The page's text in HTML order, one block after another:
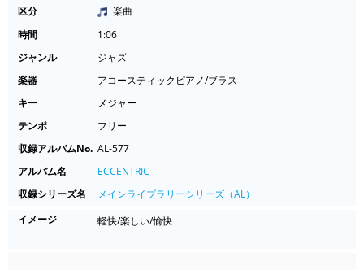
区分
楽曲
時間
1:06
ジャンル
ジャズ
楽器
アコースティックピアノ/ブラス
キー
メジャー
テンポ
フリー
収録アルバムNo. AL-577
アルバム名
ECCENTRIC
収録シリーズ名
メインライブラリーシリーズ（AL）
イメージ
軽快/楽しい/愉快